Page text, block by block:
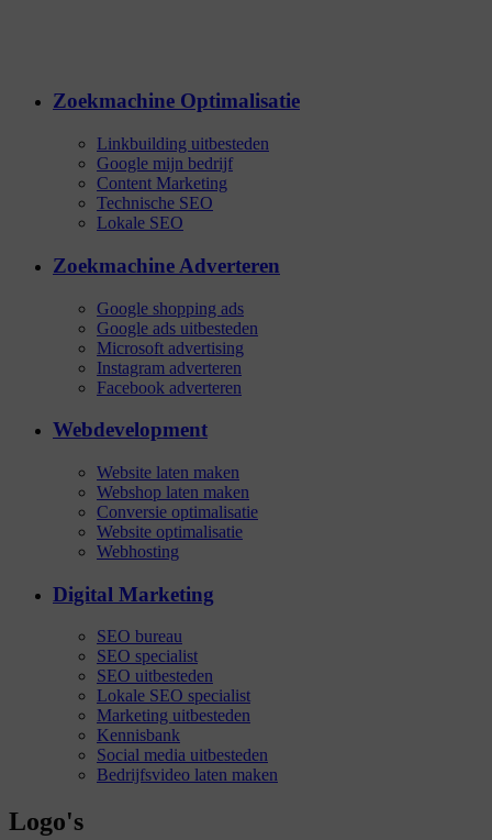
Zoekmachine Optimalisatie
Linkbuilding uitbesteden
Google mijn bedrijf
Content Marketing
Technische SEO
Lokale SEO
Zoekmachine Adverteren
Google shopping ads
Google ads uitbesteden
Microsoft advertising
Instagram adverteren
Facebook adverteren
Webdevelopment
Website laten maken
Webshop laten maken
Conversie optimalisatie
Website optimalisatie
Webhosting
Digital Marketing
SEO bureau
SEO specialist
SEO uitbesteden
Lokale SEO specialist
Marketing uitbesteden
Kennisbank
Social media uitbesteden
Bedrijfsvideo laten maken
Logo's